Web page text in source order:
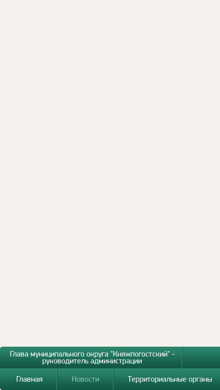
Глава муниципального округа "Княжпогостский" -
руководитель администрации
Главная
Новости Территориальные органы